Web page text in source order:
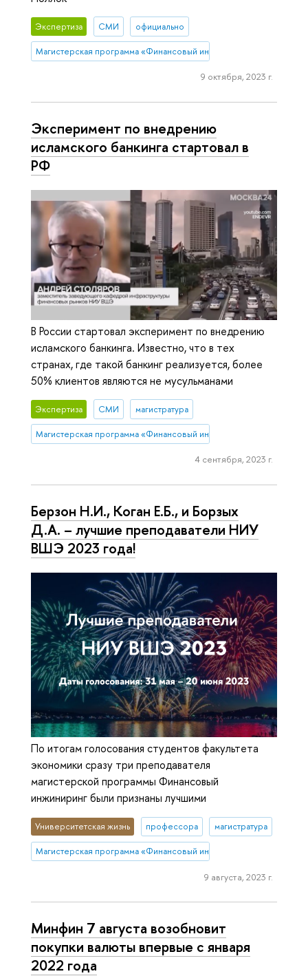
Экспертиза СМИ официально
Магистерская программа «Финансовый инжиниринг»
9 октября, 2023 г.
Эксперимент по внедрению
исламского банкинга стартовал в
РФ
В России стартовал эксперимент по внедрению
исламского банкинга. Известно, что в тех
странах, где такой банкинг реализуется, более
50% клиентов являются не мусульманами
Экспертиза СМИ магистратура
Магистерская программа «Финансовый инжиниринг»
4 сентября, 2023 г.
Берзон Н.И., Коган Е.Б., и Борзых
Д.А. – лучшие преподаватели НИУ
ВШЭ 2023 года!
По итогам голосования студентов факультета
экономики сразу три преподавателя
магистерской программы Финансовый
инжиниринг были признаны лучшими
Университетская жизнь профессора магистратура
Магистерская программа «Финансовый инжиниринг»
9 августа, 2023 г.
Минфин 7 августа возобновит
покупки валюты впервые с января
2022 года